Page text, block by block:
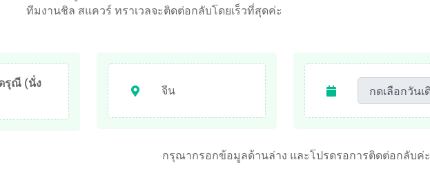
ทีมงานชิล สแควร์ ทราเวลจะติดต่อกลับโดยเร็วที่สุดค่ะ
รุณี (นั่ง
จีน
กรุณากรอกข้อมูลด้านล่าง และโปรดรอการติดต่อกลับค่ะ